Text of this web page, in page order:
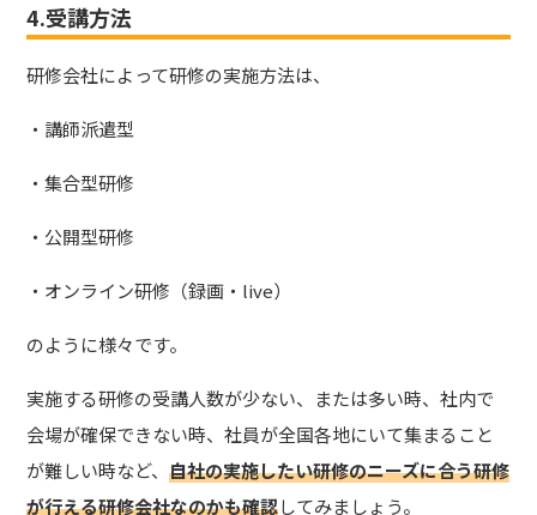
4.受講方法
研修会社によって研修の実施方法は、
・講師派遣型
・集合型研修
・公開型研修
・オンライン研修（録画・live）
のように様々です。
実施する研修の受講人数が少ない、または多い時、社内で
会場が確保できない時、社員が全国各地にいて集まること
が難しい時など、自社の実施したい研修のニーズに合う研修
が行える研修会社なのかも確認してみましょう。